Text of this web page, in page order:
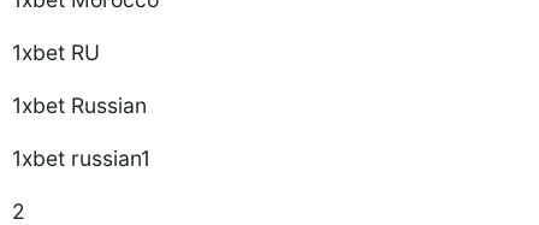
1xbet RU
1xbet Russian
1xbet russian1
2